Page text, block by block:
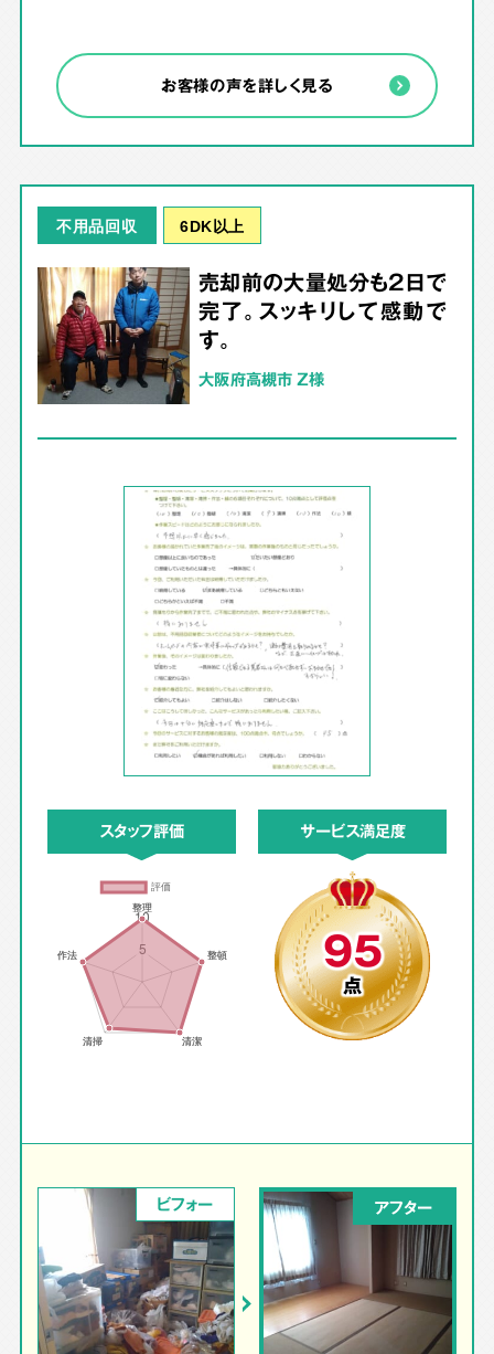
お客様の声を詳しく見る
不用品回収 6DK以上
売却前の大量処分も2日で
完了。スッキリして感動で
す。
大阪府高槻市 Z様
スタッフ評価 サービス満足度
95
点
ビフォー アフター